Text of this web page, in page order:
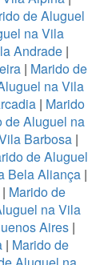
de Aluguel
na Vila
Andrade |
| Marido de
na Vila
| Marido
de Aluguel na
Barbosa|
de Aluguel
Bela Aliança |
Marido de
na Vila
Aires |
| Marido de